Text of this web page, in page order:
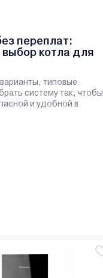
переплат:
выбор котла для
типовые
систему так, чтобы
и удобной в